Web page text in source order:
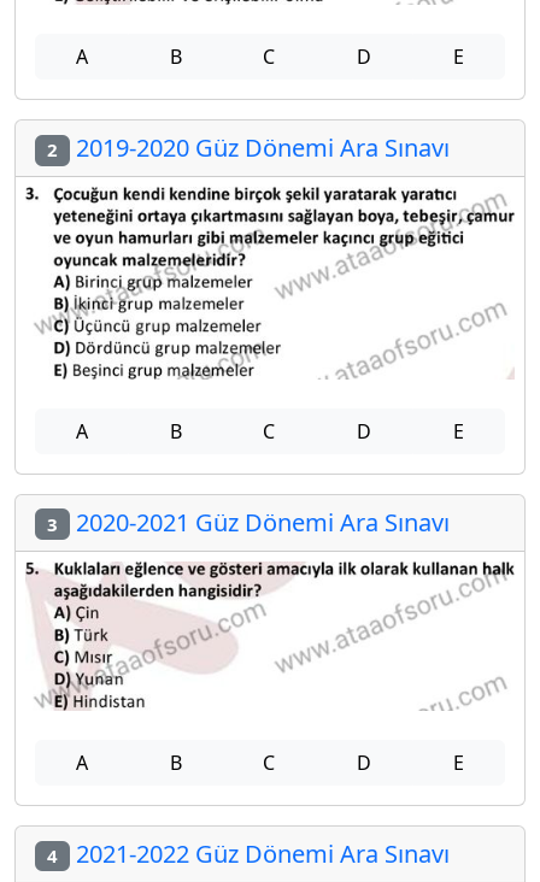
A B C D E
2 2019-2020 Güz Dönemi Ara Sınavı
A B C D E
3 2020-2021 Güz Dönemi Ara Sınavı
A B C D E
4 2021-2022 Güz Dönemi Ara Sınavı